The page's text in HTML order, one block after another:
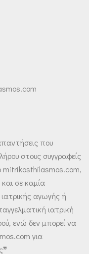
που
στους συγγραφείς
mitrikosthilasmos.com,
σε καμία
αγωγής ή
ιατρική
ενώ δεν μπορεί να
για